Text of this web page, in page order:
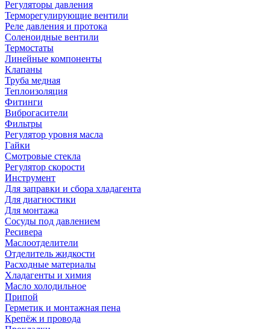
Регуляторы давления
Терморегулирующие вентили
Реле давления и протока
Соленоидные вентили
Термостаты
Линейные компоненты
Клапаны
Труба медная
Теплоизоляция
Фитинги
Виброгасители
Фильтры
Регулятор уровня масла
Гайки
Смотровые стекла
Регулятор скорости
Инструмент
Для заправки и сбора хладагента
Для диагностики
Для монтажа
Сосуды под давлением
Ресивера
Маслоотделители
Отделитель жидкости
Расходные материалы
Хладагенты и химия
Масло холодильное
Припой
Герметик и монтажная пена
Крепёж и провода